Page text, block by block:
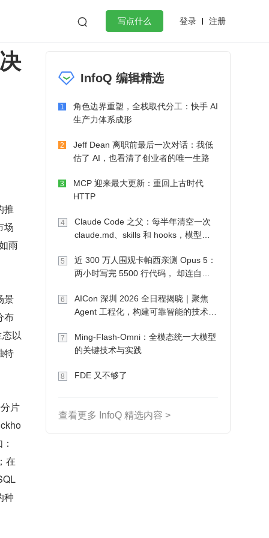
 写点什么 登录 注册
工作
微服务架构 flutter
推
场
雨
景
布
以
特
片
在
种
InfoQ 编辑精选
1
角色边界重塑，全栈取代分工：快手 AI
生产力体系成形
2
Jeff Dean 离职前最后一次对话：我低
估了 AI，也看清了创业者的唯一生路
3
MCP 迎来最大更新：重回上古时代
HTTP
4
Claude Code 之父：每半年清空一次
claude.md、skills 和 hooks，模型自
5
近 300 万人围观卡帕西亲测 Opus 5：
两小时写完 5500 行代码， 却连自己
6
AICon 深圳 2026 全日程揭晓｜聚焦
Agent 工程化，构建可靠智能的技术路
7
Ming-Flash-Omni：全模态统一大模型
的关键技术与实践
8 FDE 又不够了
查看更多 InfoQ 精选内容 >